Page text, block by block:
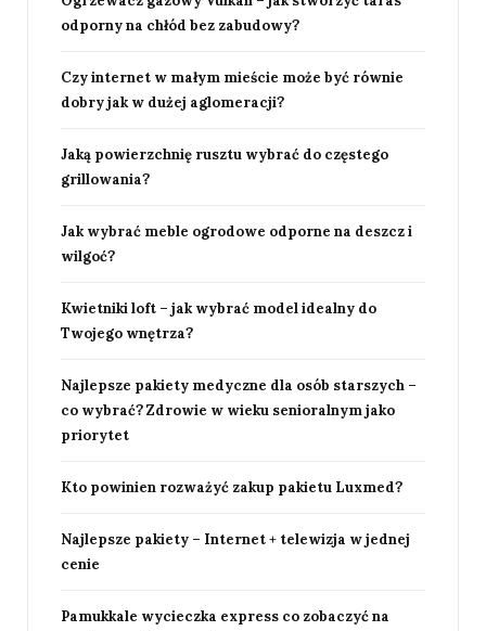
odporny na chłód bez zabudowy?
Czy internet w małym mieście może być równie
dobry jak w dużej aglomeracji?
Jaką powierzchnię rusztu wybrać do częstego
grillowania?
Jak wybrać meble ogrodowe odporne na deszcz i
wilgoć?
Kwietniki loft – jak wybrać model idealny do
Twojego wnętrza?
Najlepsze pakiety medyczne dla osób starszych –
co wybrać? Zdrowie w wieku senioralnym jako
priorytet
Kto powinien rozważyć zakup pakietu Luxmed?
Najlepsze pakiety – Internet + telewizja w jednej
cenie
Pamukkale wycieczka express co zobaczyć na